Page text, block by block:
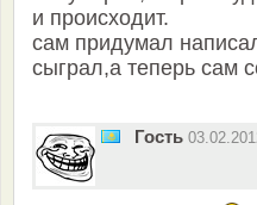
и происходит.
сам придумал
сыграл,а теперь сам
Гость